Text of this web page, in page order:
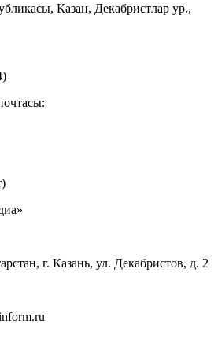
Казан, Декабристлар ур.,
г. Казань, ул. Декабристов, д. 2